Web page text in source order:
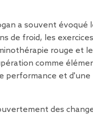
a souvent évoqué
de froid, les
rouge et
comme
performance et d'une
des